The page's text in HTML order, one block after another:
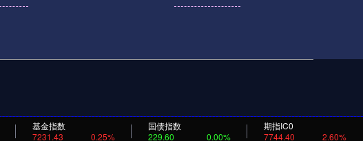
基金指数
7231.43
0.25%
国债指数
229.60
0.00%
期指IC0
7744.40
2.60%